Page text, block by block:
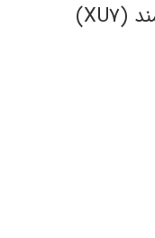
شاتون پژو 405-پژو پارس-سمند (XU7)